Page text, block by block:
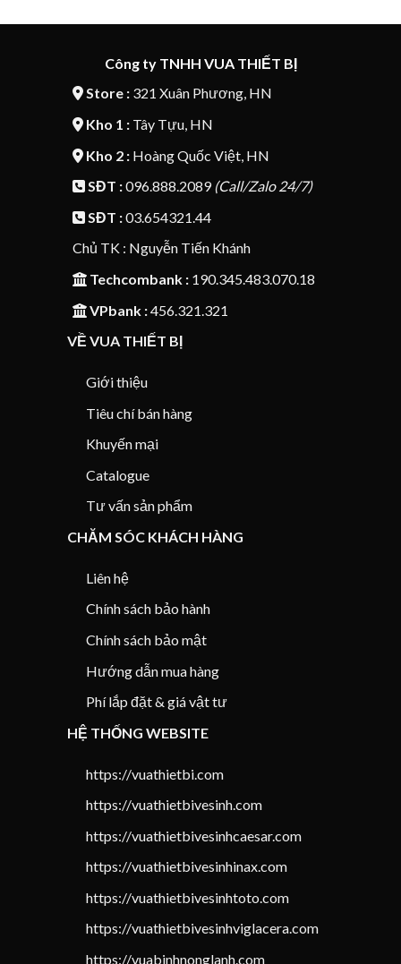
Công ty TNHH VUA THIẾT BỊ
Store :321 Xuân Phương, HN
Kho 1 :Tây Tựu, HN
Kho 2 :Hoàng Quốc Việt, HN
SĐT :096.888.2089 (Call/Zalo 24/7)
SĐT :03.654321.44
Chủ TK : Nguyễn Tiến Khánh
Techcombank :190.345.483.070.18
VPbank :456.321.321
VỀ VUA THIẾT BỊ
Giới thiệu
Tiêu chí bán hàng
Khuyến mại
Catalogue
Tư vấn sản phẩm
CHĂM SÓC KHÁCH HÀNG
Liên hệ
Chính sách bảo hành
Chính sách bảo mật
Hướng dẫn mua hàng
Phí lắp đặt & giá vật tư
HỆ THỐNG WEBSITE
https://vuathietbi.com
https://vuathietbivesinh.com
https://vuathietbivesinhcaesar.com
https://vuathietbivesinhinax.com
https://vuathietbivesinhtoto.com
https://vuathietbivesinhviglacera.com
https://vuabinhnonglanh.com